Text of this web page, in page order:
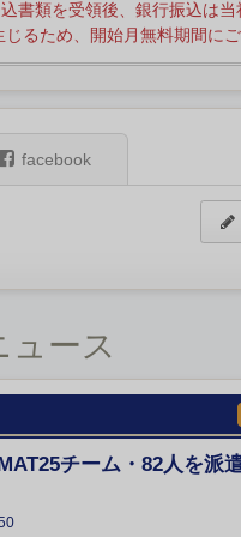
書類を受領後、銀行振込は
じるため、開始月無料期間に
facebook
ュース
チーム・82人を派